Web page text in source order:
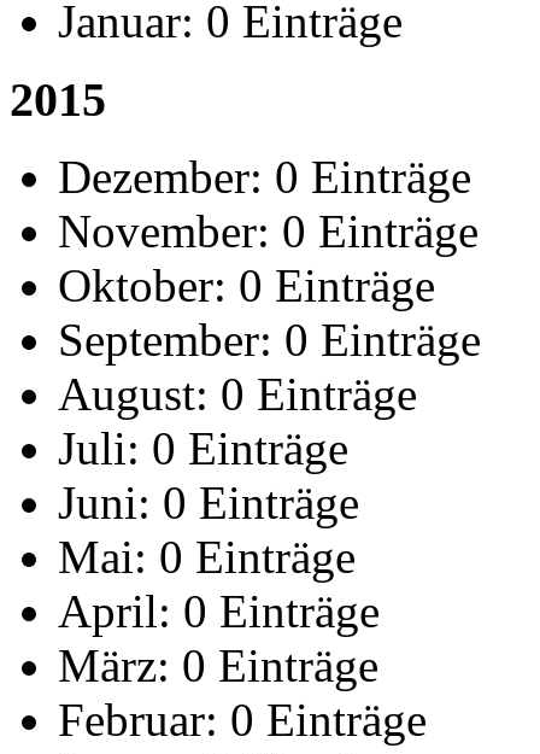
Januar: 0 Einträge
2015
Dezember: 0 Einträge
November: 0 Einträge
Oktober: 0 Einträge
September: 0 Einträge
August: 0 Einträge
Juli: 0 Einträge
Juni: 0 Einträge
Mai: 0 Einträge
April: 0 Einträge
März: 0 Einträge
Februar: 0 Einträge